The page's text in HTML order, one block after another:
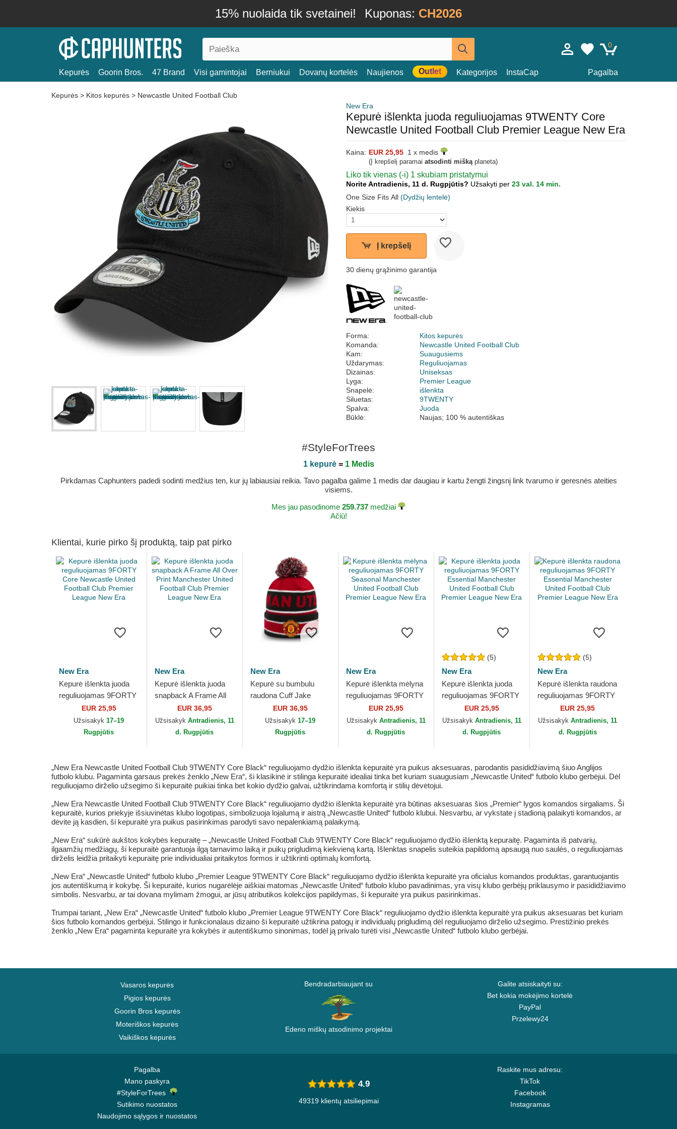
15% nuolaida tik svetainei! Kuponas: CH2026
0
Kepurės Goorin Bros. 47 Brand Visi gamintojai Berniukui Dovanų kortelės Naujienos Outlet Kategorijos InstaCap Pagalba
Kepurės > Kitos kepurės > Newcastle United Football Club
New Era
Kepurė išlenkta juoda reguliuojamas 9TWENTY Core
Newcastle United Football Club Premier League New Era
Kaina: EUR 25,95 1 x medis
(Į krepšelį paramai atsodinti miškąplaneta)
Liko tik vienas (-i) 1 skubiam pristatymui
Norite Antradienis, 11 d. Rugpjūtis? Užsakyti per 23 val. 14 min.
One Size Fits All (Dydžių lentelė)
Kiekis
Į krepšelį
30 dienų grąžinimo garantija
Forma:
Kitos kepurės
Komanda:
Newcastle United Football Club
Kam:
Suaugusiems
Uždarymas:
Reguliuojamas
Dizainas:
Uniseksas
Lyga:
Premier League
Snapelė:
išlenkta
Siluetas:
9TWENTY
Spalva:
Juoda
Būklė:
Naujas; 100 % autentiškas
#StyleForTrees
1 kepurė= 1 Medis
Pirkdamas Caphunters padedi sodinti medžius ten, kur jų labiausiai reikia. Tavo pagalba galime 1 medis dar daugiau ir kartu žengti žingsnį link tvarumo ir geresnės ateities
visiems.
Mes jau pasodinome 259.737 medžiai
Ačiū!
Klientai, kurie pirko šį produktą, taip pat pirko
New Era
Kepurė išlenkta juoda
reguliuojamas 9FORTY
Core Newcastle United
Football Club Premier
League New...
EUR 25,95
Užsisakyk17–19
Rugpjūtis
New Era
Kepurė išlenkta juoda
snapback A Frame All
Over Print Manchester
United Football Club
Premier...
EUR 36,95
Užsisakyk Antradienis, 11
d. Rugpjūtis
New Era
Kepurė su bumbulu
raudona Cuff Jake
Manchester United
Football Club Premier
League New Era
EUR 36,95
Užsisakyk17–19
Rugpjūtis
New Era
Kepurė išlenkta mėlyna
reguliuojamas 9FORTY
Seasonal Manchester
United Football Club
Premier...
EUR 25,95
Užsisakyk Antradienis, 11
d. Rugpjūtis
(5)
New Era
Kepurė išlenkta juoda
reguliuojamas 9FORTY
Essential Manchester
United Football Club
Premier...
EUR 25,95
Užsisakyk Antradienis, 11
d. Rugpjūtis
(5)
New Era
Kepurė išlenkta raudona
reguliuojamas 9FORTY
Essential Manchester
United Football Club
Premier...
EUR 25,95
UžsisakykAntradienis, 11
d. Rugpjūtis
„New Era Newcastle United Football Club 9TWENTY Core Black“ reguliuojamo dydžio išlenkta kepuraitė yra puikus aksesuaras, parodantis pasididžiavimą šiuo Anglijos
futbolo klubu. Pagaminta garsaus prekės ženklo „New Era“, ši klasikinė ir stilinga kepuraitė idealiai tinka bet kuriam suaugusiam „Newcastle United“ futbolo klubo gerbėjui. Dėl
reguliuojamo dirželio užsegimo ši kepuraitė puikiai tinka bet kokio dydžio galvai, užtikrindama komfortą ir stilių dėvėtojui.
„New Era Newcastle United Football Club 9TWENTY Core Black“ reguliuojamo dydžio išlenkta kepuraitė yra būtinas aksesuaras šios „Premier“ lygos komandos sirgaliams. Ši
kepuraitė, kurios priekyje išsiuvinėtas klubo logotipas, simbolizuoja lojalumą ir aistrą „Newcastle United“ futbolo klubui. Nesvarbu, ar vykstate į stadioną palaikyti komandos, ar
dėvite ją kasdien, ši kepuraitė yra puikus pasirinkimas parodyti savo nepalenkiamą palaikymą.
„New Era“ sukūrė aukštos kokybės kepuraitę – „Newcastle United Football Club 9TWENTY Core Black“ reguliuojamo dydžio išlenktą kepuraitę. Pagaminta iš patvarių,
ilgaamžių medžiagų, ši kepuraitė garantuoja ilgą tarnavimo laiką ir puikų prigludimą kiekvieną kartą. Išlenktas snapelis suteikia papildomą apsaugą nuo saulės, o reguliuojamas
dirželis leidžia pritaikyti kepuraitę prie individualiai pritaikytos formos ir užtikrinti optimalų komfortą.
„New Era“ „Newcastle United“ futbolo klubo „Premier League 9TWENTY Core Black“ reguliuojamo dydžio išlenkta kepuraitė yra oficialus komandos produktas, garantuojantis
jos autentiškumą ir kokybę. Ši kepuraitė, kurios nugarėlėje aiškiai matomas „Newcastle United“ futbolo klubo pavadinimas, yra visų klubo gerbėjų priklausymo ir pasididžiavimo
simbolis. Nesvarbu, ar tai dovana mylimam žmogui, ar jūsų atributikos kolekcijos papildymas, ši kepuraitė yra puikus pasirinkimas.
Trumpai tariant, „New Era“ „Newcastle United“ futbolo klubo „Premier League 9TWENTY Core Black“ reguliuojamo dydžio išlenkta kepuraitė yra puikus aksesuaras bet kuriam
šios futbolo komandos gerbėjui. Stilingo ir funkcionalaus dizaino ši kepuraitė užtikrina patogų ir individualų prigludimą dėl reguliuojamo dirželio užsegimo. Prestižinio prekės
ženklo „New Era“ pagaminta kepuraitė yra kokybės ir autentiškumo sinonimas, todėl ją privalo turėti visi „Newcastle United“ futbolo klubo gerbėjai.
Vasaros kepurės
Pigios kepurės
Goorin Bros kepurės
Moteriškos kepurės
Vaikiškos kepurės
Bendradarbiaujant su
Edeno miškų atsodinimo projektai
Galite atsiskaityti su:
Bet kokia mokėjimo kortelė
PayPal
Przelewy24
Pagalba
Mano paskyra
#StyleForTrees
Sutikimo nuostatos
Naudojimo sąlygos ir nuostatos
Raskite mus adresu:
TikTok
Facebook
Instagramas
4.9
49319 klientų atsiliepimai